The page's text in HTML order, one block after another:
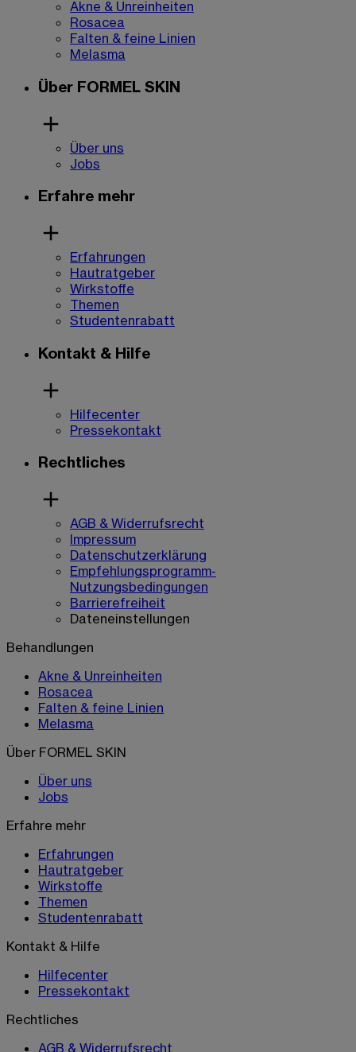
Akne & Unreinheiten
Rosacea
Falten & feine Linien
Melasma
Über FORMEL SKIN
Über uns
Jobs
Erfahre mehr
Erfahrungen
Hautratgeber
Wirkstoffe
Themen
Studentenrabatt
Kontakt & Hilfe
Hilfecenter
Pressekontakt
Rechtliches
AGB & Widerrufsrecht
Impressum
Datenschutzerklärung
Empfehlungsprogramm-
Nutzungsbedingungen
Barrierefreiheit
Dateneinstellungen
Behandlungen
Akne & Unreinheiten
Rosacea
Falten & feine Linien
Melasma
Über FORMEL SKIN
Über uns
Jobs
Erfahre mehr
Erfahrungen
Hautratgeber
Wirkstoffe
Themen
Studentenrabatt
Kontakt & Hilfe
Hilfecenter
Pressekontakt
Rechtliches
AGB & Widerrufsrecht